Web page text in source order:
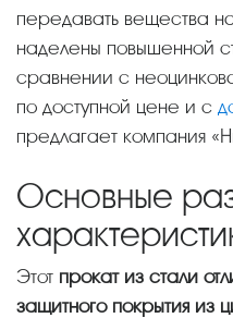
передавать вещества
наделены повышенной
сравнении с
по доступной цене и с
предлагает компания
Основные
Этот прокат из стали
защитного покрытия из